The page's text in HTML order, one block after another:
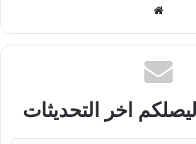
اخر التحديثات